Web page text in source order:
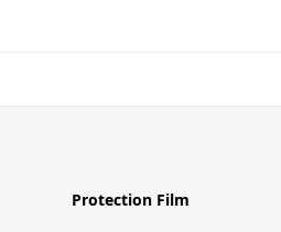
Protection Film